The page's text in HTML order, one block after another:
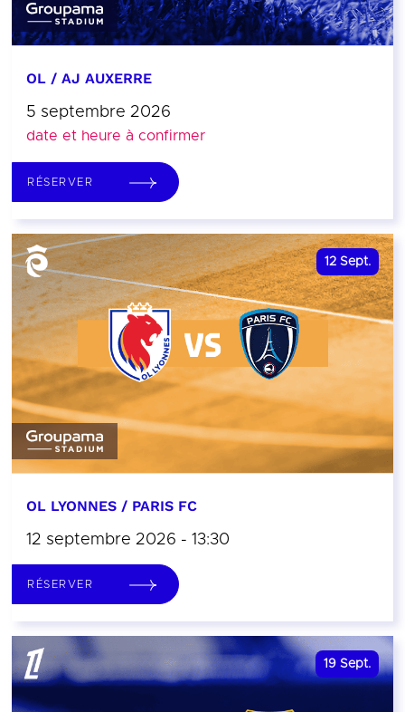
OL / AJ AUXERRE
5 septembre 2026
date et heure à confirmer
RÉSERVER
12 Sept.
OL LYONNES / PARIS FC
12 septembre 2026 - 13:30
RÉSERVER
19 Sept.